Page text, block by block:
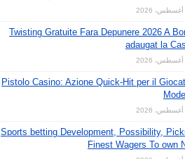
Twisting Gratuite Fara Depunere 2026 A
adaugat la
Pistolo Casino: Azione Quick‑Hit per il
Sports betting Development, Possibility,
Finest Wagers To own